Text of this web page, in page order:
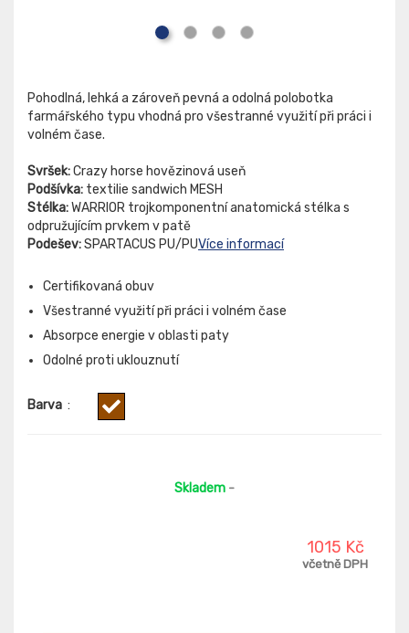
Pohodlná, lehká a zároveň pevná a odolná polobotka
farmářského typu vhodná pro všestranné využití při práci i
volném čase.
Svršek:Crazy horse hovězinová useň
Podšívka: textilie sandwich MESH
Stélka:WARRIOR trojkomponentní anatomická stélka s
odpružujícím prvkem v patě
Podešev:SPARTACUS PU/PUVíce informací
Certifikovaná obuv
Všestranné využití při práci i volném čase
Absorpce energie v oblasti paty
Odolné proti uklouznutí
Barva :
Skladem -
1015 Kč
včetně DPH